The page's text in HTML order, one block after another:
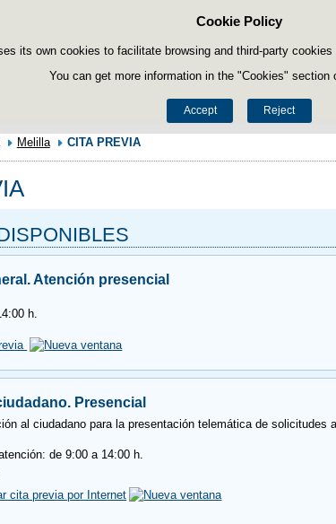
Cookie Policy
its own cookies to facilitate browsing and third-party
You can get more information in the "Cookies" section
Accept Reject
Skip to content
Melilla CITA PREVIA
Atención presencial
h.
Presencial
al ciudadano para la presentación telemática de
de 9:00 a 14:00 h.
cita previa por Internet